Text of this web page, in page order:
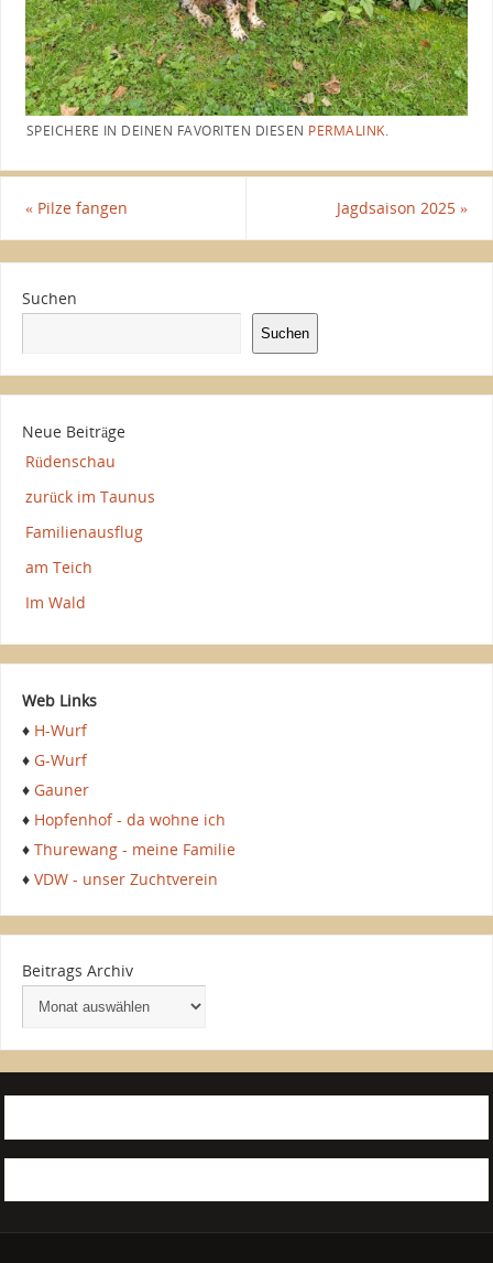
SPEICHERE IN DEINEN FAVORITEN DIESEN PERMALINK.
«Pilze fangen Jagdsaison 2025»
Suchen
Suchen
Neue Beiträge
Rüdenschau
zurück im Taunus
Familienausflug
am Teich
Im Wald
Web Links
♦ H-Wurf
♦ G-Wurf
♦ Gauner
♦ Hopfenhof - da wohne ich
♦ Thurewang - meine Familie
♦ VDW - unser Zuchtverein
Beitrags Archiv